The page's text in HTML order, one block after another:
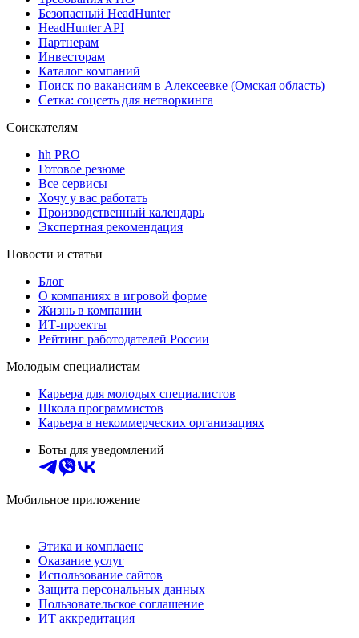
Безопасный HeadHunter
HeadHunter API
Партнерам
Инвесторам
Каталог компаний
Поиск по вакансиям в Алексеевке (Омская область)
Сетка: соцсеть для нетворкинга
Соискателям
hh PRO
Готовое резюме
Все сервисы
Хочу у вас работать
Производственный календарь
Экспертная рекомендация
Новости и статьи
Блог
О компаниях в игровой форме
Жизнь в компании
ИТ-проекты
Рейтинг работодателей России
Молодым специалистам
Карьера для молодых специалистов
Школа программистов
Карьера в некоммерческих организациях
Боты для уведомлений
Мобильное приложение
Этика и комплаенс
Оказание услуг
Использование сайтов
Защита персональных данных
Пользовательское соглашение
ИТ аккредитация